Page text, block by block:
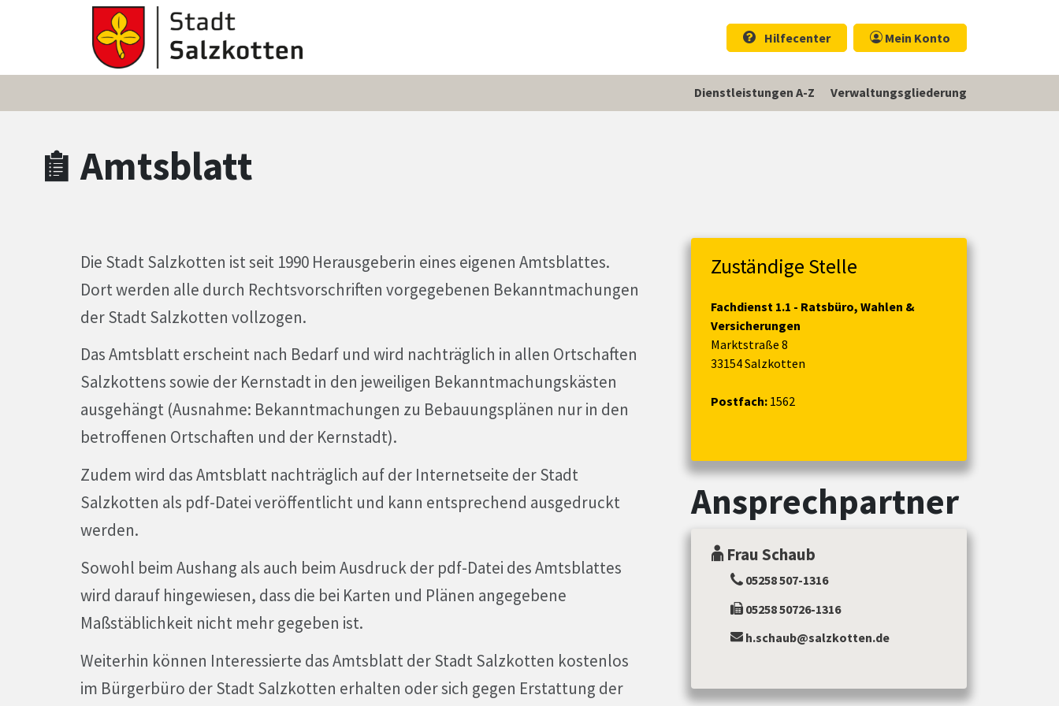
Zum Header
Zum Hauptinhalt
Zum Footer
Zum Hauptinhalt springen
Hilfecenter
Mein Konto
Dienstleistungen A-Z Verwaltungsgliederung
Amtsblatt
Die Stadt Salzkotten ist seit 1990 Herausgeberin eines eigenen Amtsblattes.
Dort werden alle durch Rechtsvorschriften vorgegebenen Bekanntmachungen
der Stadt Salzkotten vollzogen.
Das Amtsblatt erscheint nach Bedarf und wird nachträglich in allen Ortschaften
Salzkottens sowie der Kernstadt in den jeweiligen Bekanntmachungskästen
ausgehängt (Ausnahme: Bekanntmachungen zu Bebauungsplänen nur in den
betroffenen Ortschaften und der Kernstadt).
Zudem wird das Amtsblatt nachträglich auf der Internetseite der Stadt
Salzkotten als pdf-Datei veröffentlicht und kann entsprechend ausgedruckt
werden.
Sowohl beim Aushang als auch beim Ausdruck der pdf-Datei des Amtsblattes
wird darauf hingewiesen, dass die bei Karten und Plänen angegebene
Maßstäblichkeit nicht mehr gegeben ist.
Weiterhin können Interessierte das Amtsblatt der Stadt Salzkotten kostenlos
im Bürgerbüro der Stadt Salzkotten erhalten oder sich gegen Erstattung der
Zuständige Stelle
Fachdienst 1.1 - Ratsbüro, Wahlen &
Versicherungen
Marktstraße 8
33154 Salzkotten
Postfach: 1562
Ansprechpartner
Frau Schaub
05258 507-1316
05258 50726-1316
h.schaub@salzkotten.de